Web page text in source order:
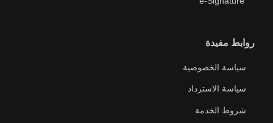
روابط مفيدة
سياسة الخصوصية
سياسة الاسترداد
شروط الخدمة